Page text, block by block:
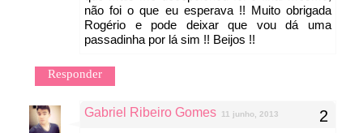
não foi o que eu esperava !! Muito obrigada
Rogério e pode deixar que vou dá uma
passadinha por lá sim !! Beijos !!
Responder
Gabriel Ribeiro Gomes 11 junho, 2013